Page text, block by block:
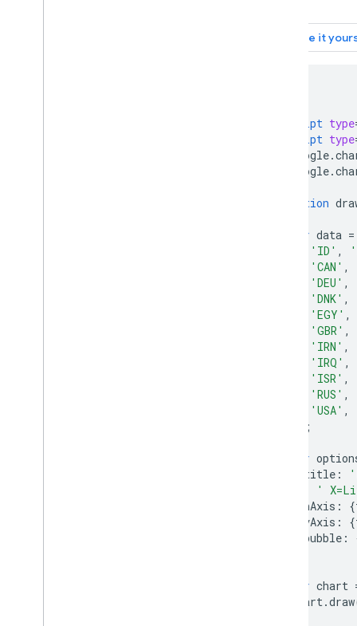
<script type
<script type
google.
google.
function
var data =
'ID' ,
'CAN' ,
'DEU' ,
'DNK' ,
'EGY' ,
'GBR' ,
'IRN' ,
'IRQ' ,
'ISR' ,
'RUS' ,
'USA' ,
]);
var
title :
'
hAxis : {
vAxis : {
bubble :
var chart
chart.draw